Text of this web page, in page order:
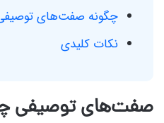
چگونه صفت‌های توصیفی
نکات کلیدی
صفت‌های توصیفی